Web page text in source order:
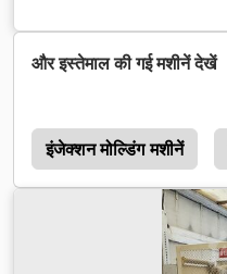
और इस्तेमाल की गई मशीनें देखें
इंजेक्शन मोल्डिंग मशीनें